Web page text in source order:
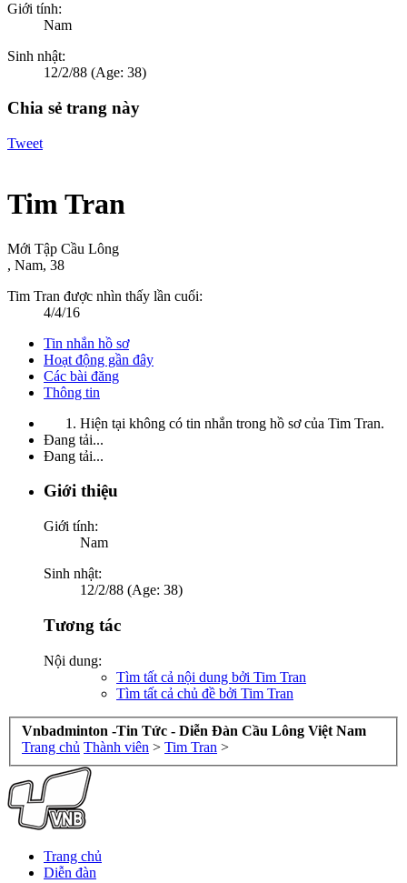
Giới tính:
Nam
Sinh nhật:
12/2/88 (Age: 38)
Chia sẻ trang này
Tweet
Tim Tran
Mới Tập Cầu Lông
, Nam, 38
Tim Tran được nhìn thấy lần cuối:
4/4/16
Tin nhắn hồ sơ
Hoạt động gần đây
Các bài đăng
Thông tin
Hiện tại không có tin nhắn trong hồ sơ của Tim Tran.
Đang tải...
Đang tải...
Giới thiệu
Giới tính:
Nam
Sinh nhật:
12/2/88 (Age: 38)
Tương tác
Nội dung:
Tìm tất cả nội dung bởi Tim Tran
Tìm tất cả chủ đề bởi Tim Tran
Vnbadminton -Tin Tức - Diễn Đàn Cầu Lông Việt Nam
Trang chủ Thành viên > Tim Tran >
Trang chủ
Diễn đàn